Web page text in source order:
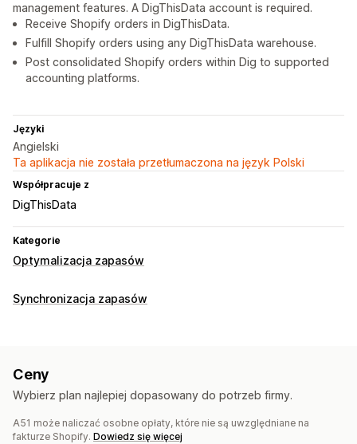
management features. A DigThisData account is required.
Receive Shopify orders in DigThisData.
Fulfill Shopify orders using any DigThisData warehouse.
Post consolidated Shopify orders within Dig to supported
accounting platforms.
Języki
Angielski
Ta aplikacja nie została przetłumaczona na język Polski
Współpracuje z
DigThisData
Kategorie
Optymalizacja zapasów
Synchronizacja zapasów
Ceny
Wybierz plan najlepiej dopasowany do potrzeb firmy.
A51 może naliczać osobne opłaty, które nie są uwzględniane na
fakturze Shopify. Dowiedz się więcej